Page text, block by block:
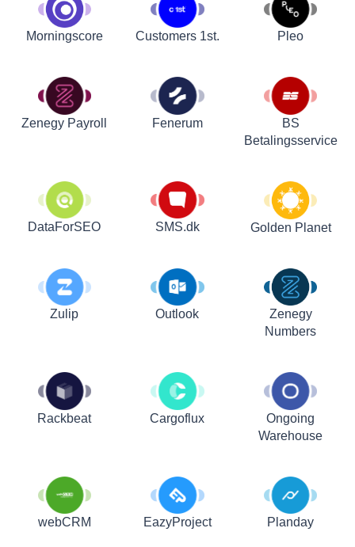
Morningscore Customers 1st. Pleo
Zenegy Payroll Fenerum
BS
Betalingsservice
DataForSEO SMS.dk Golden Planet
Zulip Outlook
Zenegy
Numbers
Rackbeat Cargoflux
Ongoing
Warehouse
webCRM EazyProject Planday